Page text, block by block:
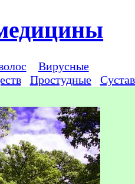
Вирусные
Простудные